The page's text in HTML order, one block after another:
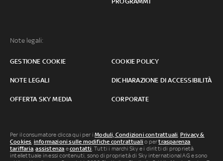
Note legali:
GESTIONE COOKIE COOKIE POLICY
NOTE LEGALI DICHIARAZIONE DI ACCESSIBILITÀ
OFFERTA SKY MEDIA CORPORATE
Per il consumatore clicca qui per iModuli, Condizioni contrattuali, Privacy &
Cookies, informazioni sulle modifiche contrattuali o pertrasparenza
tariffaria,assistenza econtatti. Tutti i marchi Sky e i diritti di proprietà
intellettuale in essi contenuti, sono di proprietà di Sky international AG e sono